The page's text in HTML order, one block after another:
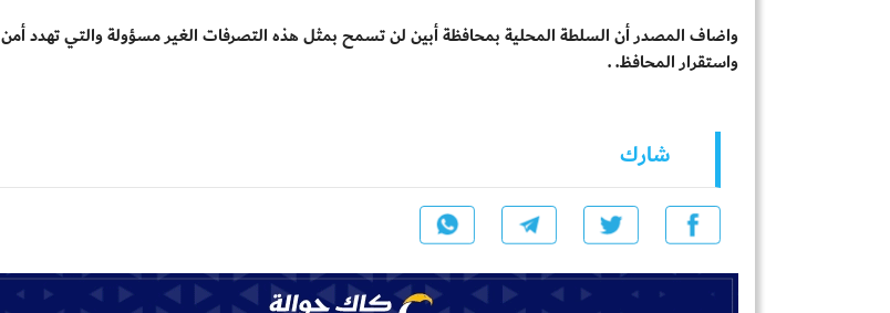
واضاف المصدر أن السلطة المحلية بمحافظة أبين لن تسمح بمثل هذه التصرفات الغير مسؤولة والتي تهدد أمن
واستقرار المحافظ. .
شارك